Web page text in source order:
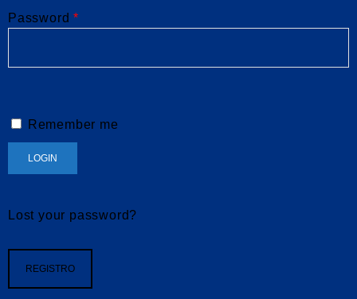
Password*
Remember me
LOGIN
Lost your password?
REGISTRO